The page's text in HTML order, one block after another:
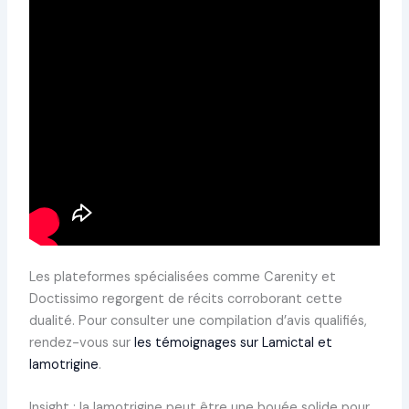
Les plateformes spécialisées comme Carenity et
Doctissimo regorgent de récits corroborant cette
dualité. Pour consulter une compilation d’avis qualifiés,
rendez-vous sur les témoignages sur Lamictal et
lamotrigine.